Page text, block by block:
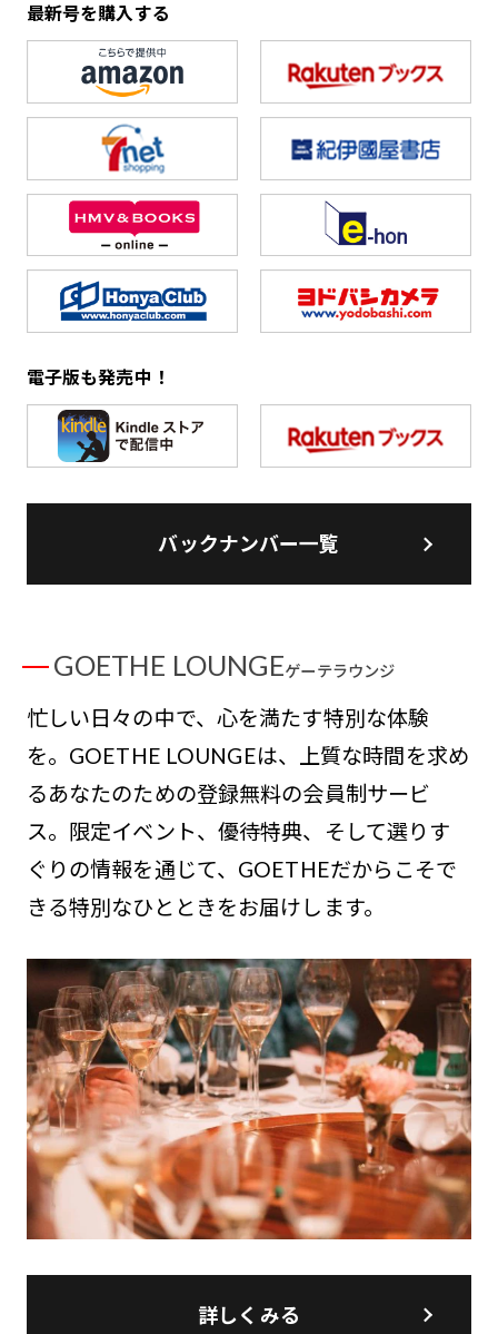
最新号を購入する
電子版も発売中！
バックナンバー一覧
GOETHE LOUNGEゲーテラウンジ
忙しい日々の中で、心を満たす特別な体験
を。GOETHE LOUNGEは、上質な時間を求め
るあなたのための登録無料の会員制サービ
ス。限定イベント、優待特典、そして選りす
ぐりの情報を通じて、GOETHEだからこそで
きる特別なひとときをお届けします。
詳しくみる